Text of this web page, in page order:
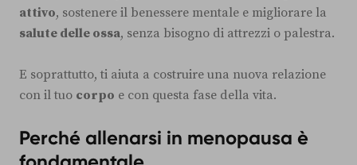
attivo, sostenere il benessere mentale e migliorare la
salute delle ossa, senza bisogno di attrezzi o palestra.
E soprattutto, ti aiuta a costruire una nuova relazione
con il tuo corpo e con questa fase della vita.
Perché allenarsi in menopausa è